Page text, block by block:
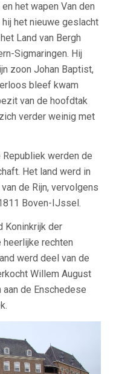
het wapen Van den
hij het nieuwe geslacht
Land van Bergh
Sigmaringen. Hij
zoon Johan Baptist,
bleef kwam
van de hoofdtak
verder weinig met
werden de
Het land werd in
de Rijn, vervolgens
Boven-IJssel.
Koninkrijk der
heerlijke rechten
werd deel van de
Willem August
de Enschedese